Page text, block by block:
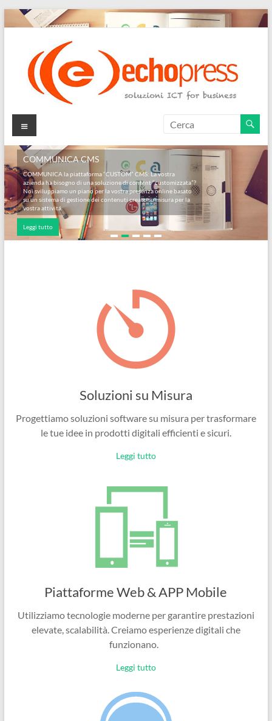
Salta
al
Echopress
s.r.l.
–
soluzioni
ICT
for
Menu
COMMUNICA CMS
COMMUNICA la piattaforma “CUSTOM” CMS: La vostra
azienda ha bisogno di una soluzione di content “customizzata”?
Noi sviluppiamo un piano per la vostra presenza online basato
su un sistema di gestione dei contenuti creato su misura per la
vostra attivitá.
Leggi tutto
Soluzioni su Misura
Progettiamo soluzioni software su misura per trasformare
le tue idee in prodotti digitali efficienti e sicuri.
Leggi tutto
Piattaforme Web & APP Mobile
Utilizziamo tecnologie moderne per garantire prestazioni
elevate, scalabilità. Creiamo esperienze digitali che
funzionano.
Leggi tutto